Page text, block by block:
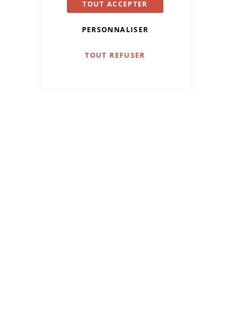
TOUT ACCEPTER
PERSONNALISER
TOUT REFUSER